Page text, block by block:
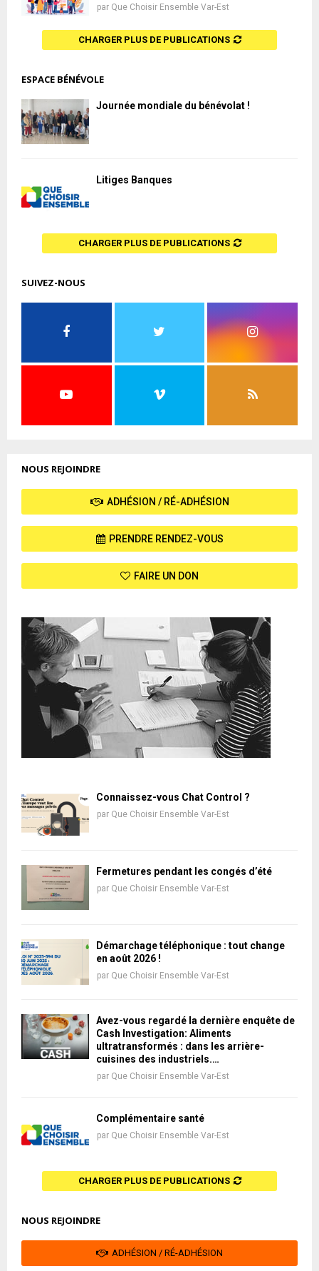
par Que Choisir Ensemble Var-Est
CHARGER PLUS DE PUBLICATIONS
ESPACE BÉNÉVOLE
Journée mondiale du bénévolat !
Litiges Banques
CHARGER PLUS DE PUBLICATIONS
SUIVEZ-NOUS
NOUS REJOINDRE
ADHÉSION / RÉ-ADHÉSION
PRENDRE RENDEZ-VOUS
FAIRE UN DON
Connaissez-vous Chat Control ?
par Que Choisir Ensemble Var-Est
Fermetures pendant les congés d’été
par Que Choisir Ensemble Var-Est
Démarchage téléphonique : tout change
en août 2026 !
par Que Choisir Ensemble Var-Est
Avez-vous regardé la dernière enquête de
Cash Investigation: Aliments
ultratransformés : dans les arrière-
cuisines des industriels.…
par Que Choisir Ensemble Var-Est
Complémentaire santé
par Que Choisir Ensemble Var-Est
CHARGER PLUS DE PUBLICATIONS
NOUS REJOINDRE
ADHÉSION / RÉ-ADHÉSION